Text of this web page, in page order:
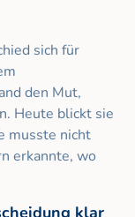
sich für
den Mut,
Heute blickt sie
erkannte, wo
klar